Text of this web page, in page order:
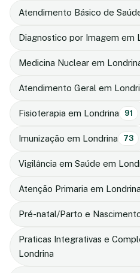
Atendimento Básico de
Diagnostico por Imagem em
Medicina Nuclear em
Atendimento Geral em
Fisioterapia em Londrina 91
Imunização em Londrina 73
Vigilância em Saúde em
Atenção Primaria em Londrina
Pré-natal/Parto e
Praticas Integrativas e
Londrina